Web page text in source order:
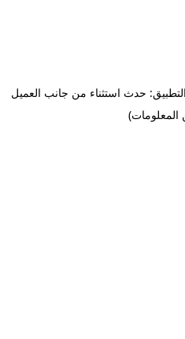
حدث استثناء من جانب العميل
المعلومات)